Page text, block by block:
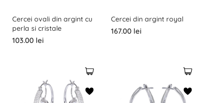
Cercei ovali din argint cu
perla si cristale
103.00 lei
Cercei din argint royal
167.00 lei